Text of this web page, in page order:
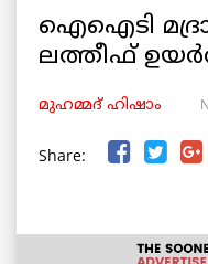
ഐഐടി
ലത്തീഫ്
മുഹമ്മദ് ഹിഷാം
Share: